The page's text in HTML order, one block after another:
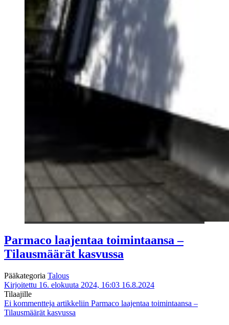
Parmaco laajentaa toimintaansa –
Tilausmäärät kasvussa
Pääkategoria Talous
Kirjoitettu 16. elokuuta 2024, 16:03 16.8.2024
Tilaajille
Ei kommentteja artikkeliin Parmaco laajentaa toimintaansa –
Tilausmäärät kasvussa